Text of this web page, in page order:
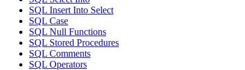
SQL Insert Into Select
SQL Case
SQL Null Functions
SQL Stored Procedures
SQL Comments
SQL Operators